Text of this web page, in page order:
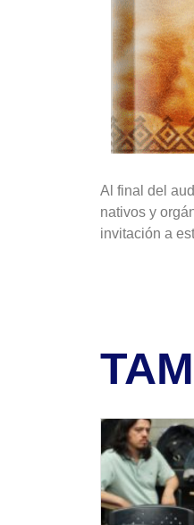
Al final del
nativos y
invitación a